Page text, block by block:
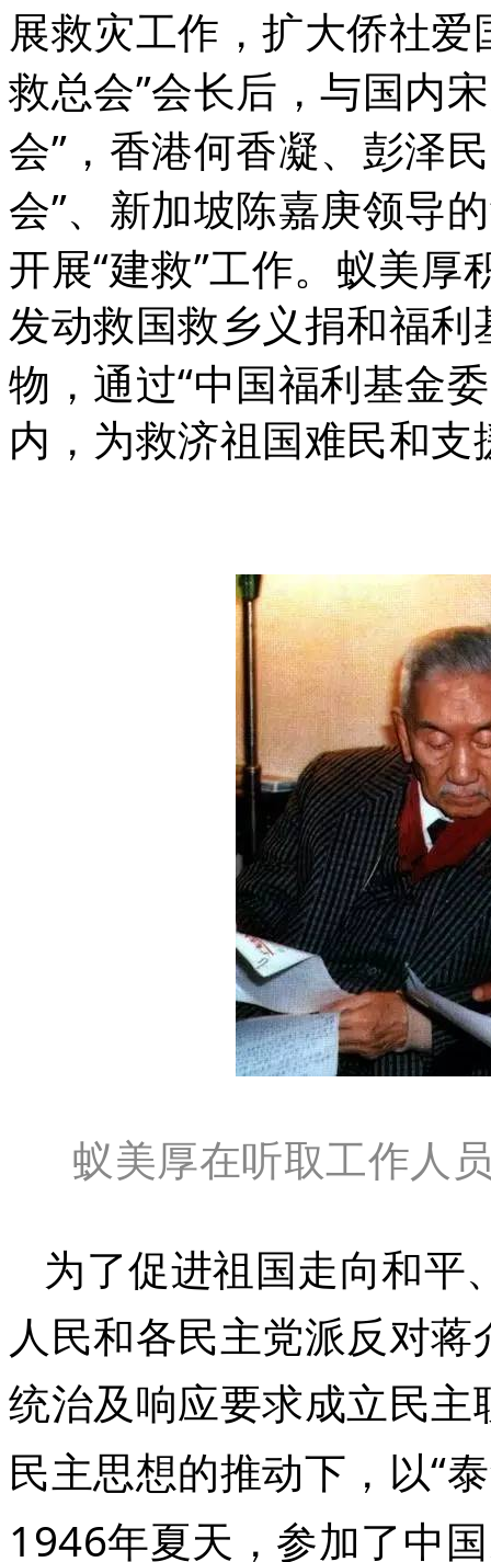
展救灾工作，扩大侨社
救总会”会长后，与国内
会” ，香港何香凝、彭泽
会”、新加坡陈嘉庚领导的
开展“建救”工作。蚁美厚
发动救国救乡义捐和福
物，通过“中国福利基金
内，为救济祖国难民和
蚁美厚在听取工作人
为了促进祖国走向和平
人民和各民主党派反对
统治及响应要求成立民
民主思想的推动下，以“
1946年夏天，参加了中